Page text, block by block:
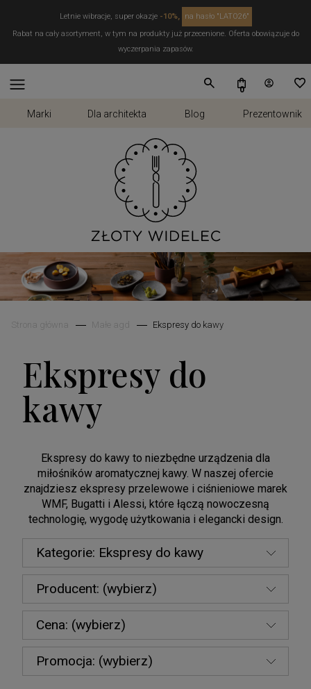
Letnie wibracje, super okazje -10%,
na hasło "LATO26"
Rabat na cały asortyment, w tym na produkty już przecenione. Oferta obowiązuje do
wyczerpania zapasów.
Marki Dla architekta Blog Prezentownik
Strona główna Małe agd Ekspresy do kawy
Ekspresy do
kawy
Ekspresy do kawy to niezbędne urządzenia dla
miłośników aromatycznej kawy. W naszej ofercie
znajdziesz ekspresy przelewowe i ciśnieniowe marek
WMF, Bugatti i Alessi, które łączą nowoczesną
technologię, wygodę użytkowania i elegancki design.
Kategorie: Ekspresy do kawy
Producent: (wybierz)
Cena: (wybierz)
Promocja: (wybierz)